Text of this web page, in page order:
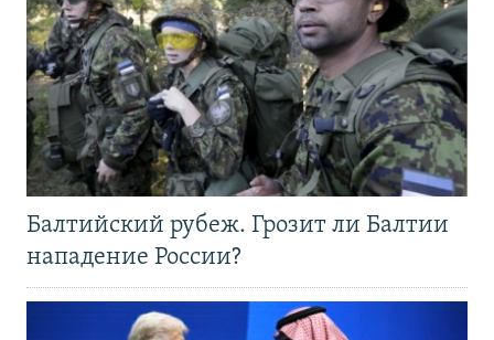
Балтийский рубеж. Грозит ли Балтии
нападение России?